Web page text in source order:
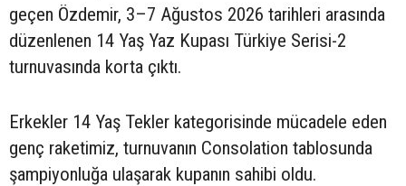
geçen Özdemir, 3–7 Ağustos 2026 tarihleri arasında
düzenlenen 14 Yaş Yaz Kupası Türkiye Serisi-2
turnuvasında korta çıktı.
Erkekler 14 Yaş Tekler kategorisinde mücadele eden
genç raketimiz, turnuvanın Consolation tablosunda
şampiyonluğa ulaşarak kupanın sahibi oldu.